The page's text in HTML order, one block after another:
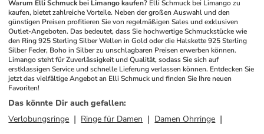
Warum Elli Schmuck bei Limango kaufen? Elli Schmuck bei Limango zu
kaufen, bietet zahlreiche Vorteile. Neben der großen Auswahl und den
günstigen Preisen profitieren Sie von regelmäßigen Sales und exklusiven
Outlet-Angeboten. Das bedeutet, dass Sie hochwertige Schmuckstücke wie
den Ring 925 Sterling Silber Wellen in Gold oder die Halskette 925 Sterling
Silber Feder, Boho in Silber zu unschlagbaren Preisen erwerben können.
Limango steht für Zuverlässigkeit und Qualität, sodass Sie sich auf
erstklassigen Service und schnelle Lieferung verlassen können. Entdecken Sie
jetzt das vielfältige Angebot an Elli Schmuck und finden Sie Ihre neuen
Favoriten!
Das könnte Dir auch gefallen:
Verlobungsringe
Ringe für Damen
Damen Ohrringe